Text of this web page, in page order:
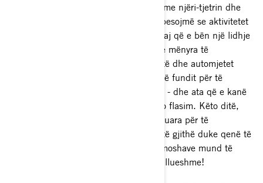
mënyrat që anëtarët e familjes lidhen me njëri-tjetrin dhe
krijojnë kujtime të qëndrueshme. Ne besojmë se aktivitetet
në natyrë janë një pjesë e madhe e asaj që e bën një lidhje
familjare, kështu që ne ofrojmë shumë mënyra të
mrekullueshme për ta bërë këtë. ATV-të dhe automjetet
krah për krah (SxS) janë mënyrat më të fundit për të
përjetuar aventura jashtë si një familje - dhe ata që e kanë
provuar tashmë, e dinë se për çfarë po flasim. Këto ditë,
automjetet jashtë rrugës janë të dizajnuara për të
akomoduar më shumë se një person, të gjithë duke qenë të
sigurt, kështu që kalorësit e të gjitha moshave mund të
shijojnë atë që ofron hapësira e mrekullueshme!